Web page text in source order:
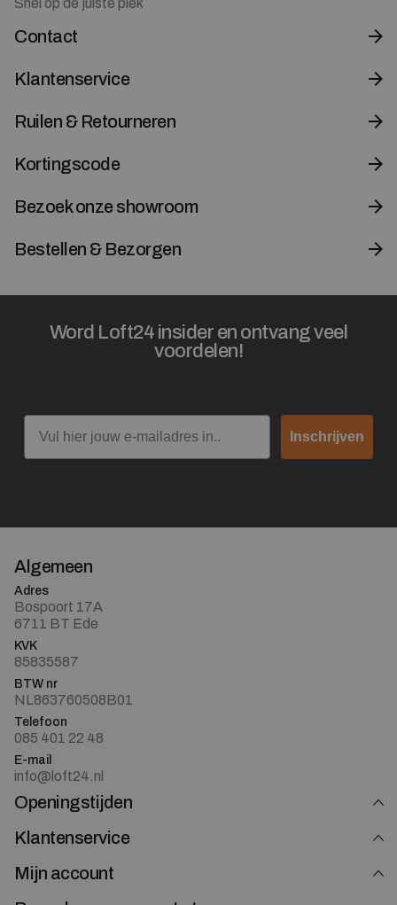
Contact
Klantenservice
Ruilen & Retourneren
Kortingscode
Bezoek onze showroom
Bestellen & Bezorgen
Word Loft24 insider en ontvang veel
voordelen!
Email
Inschrijven
Algemeen
Adres
Bospoort 17A
6711 BT Ede
KVK
85835587
BTW nr
NL863760508B01
Telefoon
085 401 22 48
E-mail
info@loft24.nl
Openingstijden
Klantenservice
Mijn account